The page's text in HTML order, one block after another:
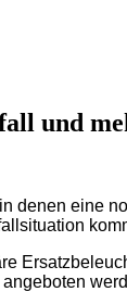
und
denen eine